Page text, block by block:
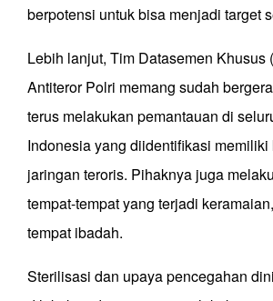
berpotensi untuk bisa menjadi target
Lebih lanjut, Tim Datasemen Khusus
Antiteror Polri memang sudah
terus melakukan pemantauan di
Indonesia yang diidentifikasi
jaringan teroris. Pihaknya juga
tempat-tempat yang terjadi
tempat ibadah.
Sterilisasi dan upaya pencegahan